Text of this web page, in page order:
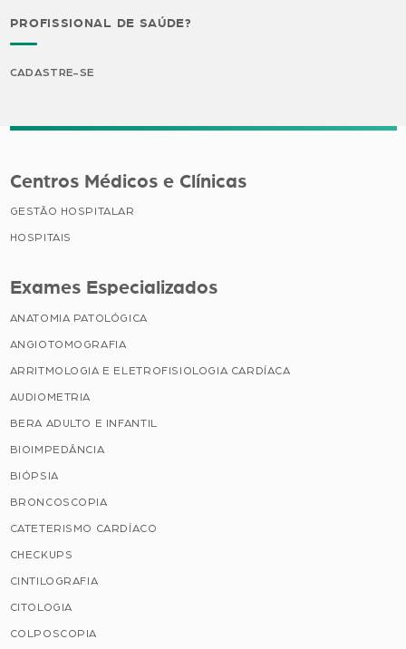
PROFISSIONAL DE SAÚDE?
CADASTRE-SE
Centros Médicos e Clínicas
GESTÃO HOSPITALAR
HOSPITAIS
Exames Especializados
ANATOMIA PATOLÓGICA
ANGIOTOMOGRAFIA
ARRITMOLOGIA E ELETROFISIOLOGIA CARDÍACA
AUDIOMETRIA
BERA ADULTO E INFANTIL
BIOIMPEDÂNCIA
BIÓPSIA
BRONCOSCOPIA
CATETERISMO CARDÍACO
CHECKUPS
CINTILOGRAFIA
CITOLOGIA
COLPOSCOPIA